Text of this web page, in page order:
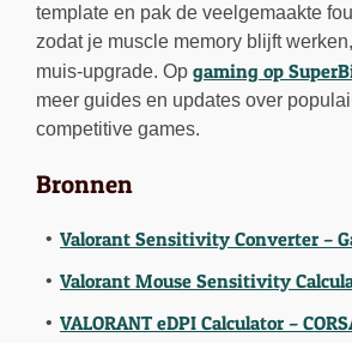
template en pak de veelgemaakte
zodat je muscle memory blijft
muis-upgrade. Op gaming op
meer guides en updates over
competitive games.
Bronnen
Valorant Sensitivity Converter –
Valorant Mouse Sensitivity
VALORANT eDPI Calculator –